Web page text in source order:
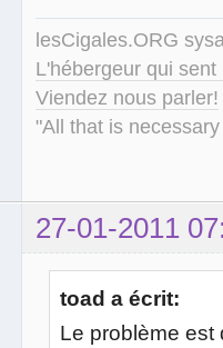
lesCigales.ORG
L'hébergeur qui
Viendez nous parler!
"All that is
27-01-2011
toad a écrit:
Le problème est